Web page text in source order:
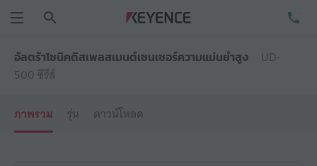
อัลตร้าโซนิคดิสเพลสเมนต์เซนเซอร์ความแม่นยำสูง
UD-
500 ซีรีส์
ภาพรวม
รุ่น ดาวน์โหลด